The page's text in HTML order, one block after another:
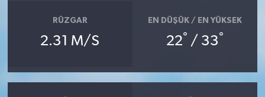
RÜZGAR
2.31 M/S
EN DÜŞÜK / EN YÜKSEK
22° / 33°